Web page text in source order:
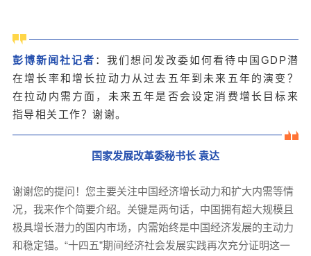
彭博新闻社记者 ：我们想问发改委如何看待中国GDP潜
在增长率和增长拉动力从过去五年到未来五年的演变？
在拉动内需方面，未来五年是否会设定消费增长目标来
指导相关工作？谢谢。
国家发展改革委秘书长 袁达
谢谢您的提问！您主要关注中国经济增长动力和扩大内需等情
况，我来作个简要介绍。关键是两句话，中国拥有超大规模且
极具增长潜力的国内市场，内需始终是中国经济发展的主动力
和稳定锚。“十四五”期间经济社会发展实践再次充分证明这一